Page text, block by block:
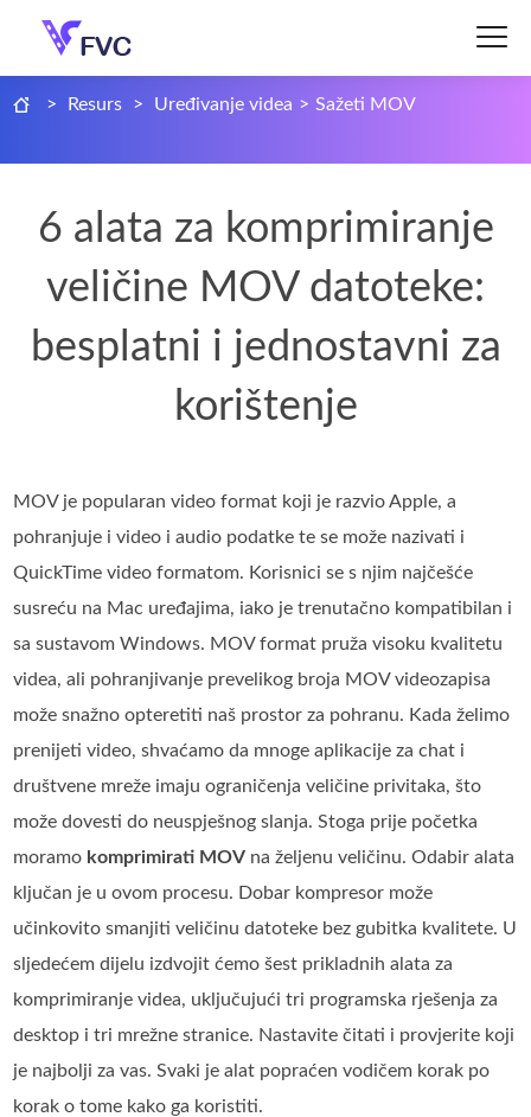
> Resurs > Uređivanje videa > Sažeti MOV
6 alata za komprimiranje
veličine MOV datoteke:
besplatni i jednostavni za
korištenje
MOV je popularan video format koji je razvio Apple, a
pohranjuje i video i audio podatke te se može nazivati i
QuickTime video formatom. Korisnici se s njim najčešće
susreću na Mac uređajima, iako je trenutačno kompatibilan i
sa sustavom Windows. MOV format pruža visoku kvalitetu
videa, ali pohranjivanje prevelikog broja MOV videozapisa
može snažno opteretiti naš prostor za pohranu. Kada želimo
prenijeti video, shvaćamo da mnoge aplikacije za chat i
društvene mreže imaju ograničenja veličine privitaka, što
može dovesti do neuspješnog slanja. Stoga prije početka
moramo komprimirati MOV na željenu veličinu. Odabir alata
ključan je u ovom procesu. Dobar kompresor može
učinkovito smanjiti veličinu datoteke bez gubitka kvalitete. U
sljedećem dijelu izdvojit ćemo šest prikladnih alata za
komprimiranje videa, uključujući tri programska rješenja za
desktop i tri mrežne stranice. Nastavite čitati i provjerite koji
je najbolji za vas. Svaki je alat popraćen vodičem korak po
korak o tome kako ga koristiti.